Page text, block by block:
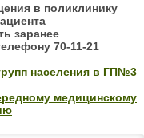
в поликлинику
заранее
70-11-21
населения в ГП№3
медицинскому